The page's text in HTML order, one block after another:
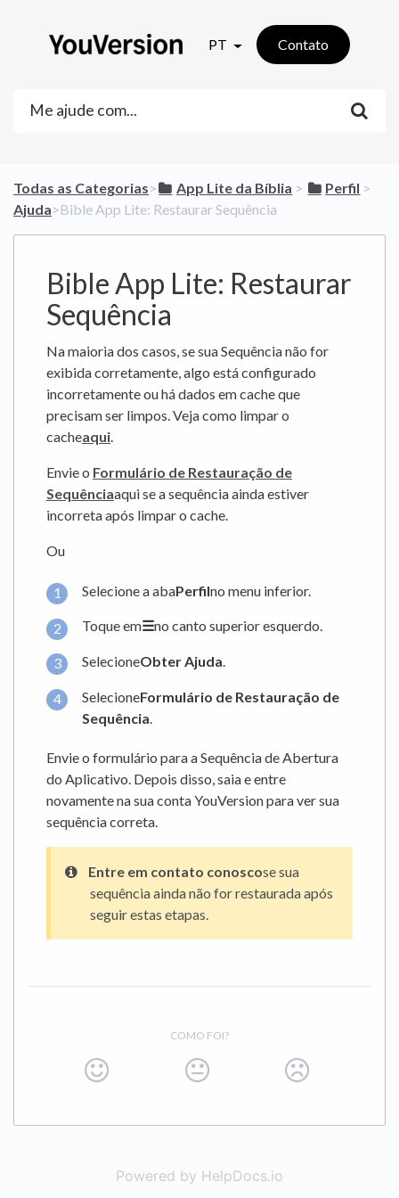
PT Contato
Todas as Categorias​>​ ​App Lite da Bíblia ​ > ​ ​Perfil ​ > ​
Ajuda​>​ Bible App Lite: Restaurar Sequência
Bible App Lite: Restaurar
Sequência
Na maioria dos casos, se sua Sequência não for
exibida corretamente, algo está configurado
incorretamente ou há dados em cache que
precisam ser limpos. Veja como limpar o
cacheaqui.
Envie o Formulário de Restauração de
Sequênciaaqui se a sequência ainda estiver
incorreta após limpar o cache.
Ou
Selecione a abaPerfilno menu inferior.
Toque em☰no canto superior esquerdo.
SelecioneObter Ajuda.
SelecioneFormulário de Restauração de
Sequência
Envie o formulário para a Sequência de Abertura
do Aplicativo. Depois disso, saia e entre
novamente na sua conta YouVersion para ver sua
sequência correta.
Entre em contato conoscose sua
sequência ainda não for restaurada após
seguir estas etapas.
COMO FOI?
Powered by HelpDocs.io